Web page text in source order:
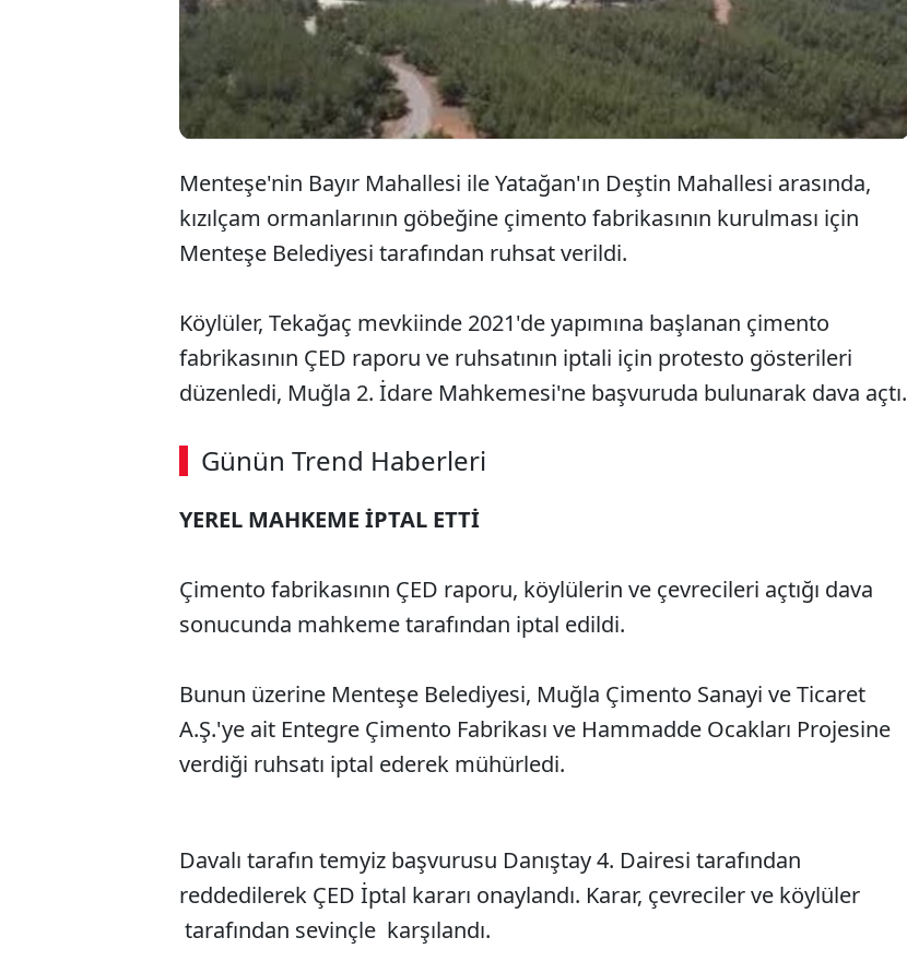
Menteşe'nin Bayır Mahallesi ile Yatağan'ın Deştin Mahallesi arasında,
kızılçam ormanlarının göbeğine çimento fabrikasının kurulması için
Menteşe Belediyesi tarafından ruhsat verildi.
Köylüler, Tekağaç mevkiinde 2021'de yapımına başlanan çimento
fabrikasının ÇED raporu ve ruhsatının iptali için protesto gösterileri
düzenledi, Muğla 2. İdare Mahkemesi'ne başvuruda bulunarak dava açtı.
Günün Trend Haberleri
YEREL MAHKEME İPTAL ETTİ
Çimento fabrikasının ÇED raporu, köylülerin ve çevrecileri açtığı dava
sonucunda mahkeme tarafından iptal edildi.
Bunun üzerine Menteşe Belediyesi, Muğla Çimento Sanayi ve Ticaret
A.Ş.'ye ait Entegre Çimento Fabrikası ve Hammadde Ocakları Projesine
verdiği ruhsatı iptal ederek mühürledi.
Davalı tarafın temyiz başvurusu Danıştay 4. Dairesi tarafından
reddedilerek ÇED İptal kararı onaylandı. Karar, çevreciler ve köylüler
tarafından sevinçle karşılandı.